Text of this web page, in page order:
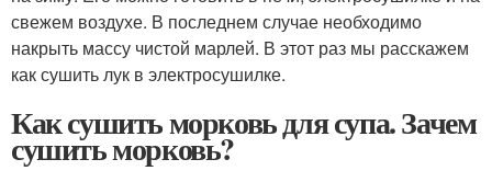
свежем воздухе. В последнем случае необходимо
накрыть массу чистой марлей. В этот раз мы расскажем
как сушить лук в электросушилке.
Как сушить морковь для супа. Зачем
сушить морковь?